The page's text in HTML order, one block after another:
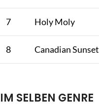
7 Holy Moly
8 Canadian Sunset
IM SELBEN GENRE